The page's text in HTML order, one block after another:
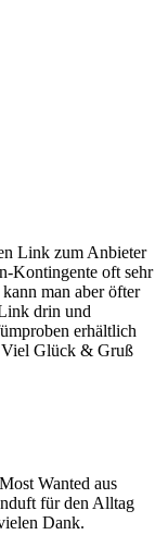
Link zum Anbieter
Kontingente oft sehr
man aber öfter
drin und
erhältlich
Viel Glück & Gruß
Wanted aus
für den Alltag
Dank.